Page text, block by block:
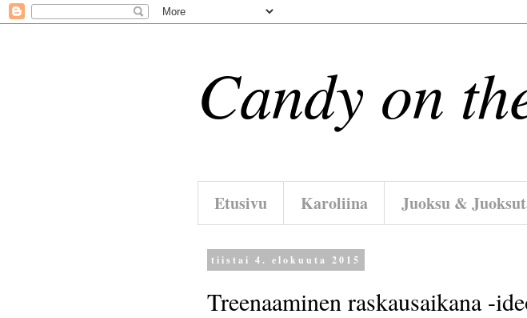
Candy on
Etusivu Karoliina Juoksu &
tiistai 4. elokuuta 2015
Treenaaminen raskausaikana -